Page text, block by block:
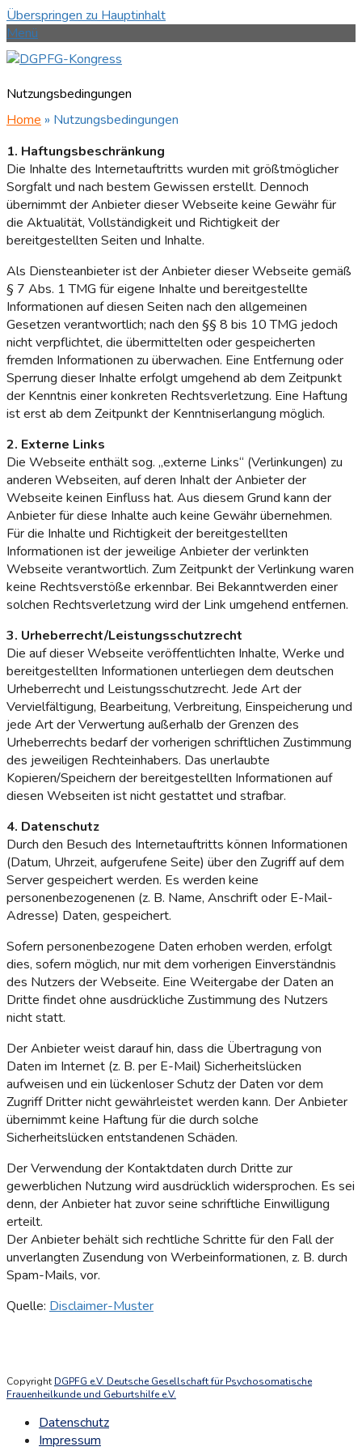
Überspringen zu Hauptinhalt
Menü
Nutzungsbedingungen
Home » Nutzungsbedingungen
1. Haftungsbeschränkung
Die Inhalte des Internetauftritts wurden mit größtmöglicher
Sorgfalt und nach bestem Gewissen erstellt. Dennoch
übernimmt der Anbieter dieser Webseite keine Gewähr für
die Aktualität, Vollständigkeit und Richtigkeit der
bereitgestellten Seiten und Inhalte.
Als Diensteanbieter ist der Anbieter dieser Webseite gemäß
§ 7 Abs. 1 TMG für eigene Inhalte und bereitgestellte
Informationen auf diesen Seiten nach den allgemeinen
Gesetzen verantwortlich; nach den §§ 8 bis 10 TMG jedoch
nicht verpflichtet, die übermittelten oder gespeicherten
fremden Informationen zu überwachen. Eine Entfernung oder
Sperrung dieser Inhalte erfolgt umgehend ab dem Zeitpunkt
der Kenntnis einer konkreten Rechtsverletzung. Eine Haftung
ist erst ab dem Zeitpunkt der Kenntniserlangung möglich.
2. Externe Links
Die Webseite enthält sog. „externe Links“ (Verlinkungen) zu
anderen Webseiten, auf deren Inhalt der Anbieter der
Webseite keinen Einfluss hat. Aus diesem Grund kann der
Anbieter für diese Inhalte auch keine Gewähr übernehmen.
Für die Inhalte und Richtigkeit der bereitgestellten
Informationen ist der jeweilige Anbieter der verlinkten
Webseite verantwortlich. Zum Zeitpunkt der Verlinkung waren
keine Rechtsverstöße erkennbar. Bei Bekanntwerden einer
solchen Rechtsverletzung wird der Link umgehend entfernen.
3. Urheberrecht/Leistungsschutzrecht
Die auf dieser Webseite veröffentlichten Inhalte, Werke und
bereitgestellten Informationen unterliegen dem deutschen
Urheberrecht und Leistungsschutzrecht. Jede Art der
Vervielfältigung, Bearbeitung, Verbreitung, Einspeicherung und
jede Art der Verwertung außerhalb der Grenzen des
Urheberrechts bedarf der vorherigen schriftlichen Zustimmung
des jeweiligen Rechteinhabers. Das unerlaubte
Kopieren/Speichern der bereitgestellten Informationen auf
diesen Webseiten ist nicht gestattet und strafbar.
4. Datenschutz
Durch den Besuch des Internetauftritts können Informationen
(Datum, Uhrzeit, aufgerufene Seite) über den Zugriff auf dem
Server gespeichert werden. Es werden keine
personenbezogenenen (z. B. Name, Anschrift oder E-Mail-
Adresse) Daten, gespeichert.
Sofern personenbezogene Daten erhoben werden, erfolgt
dies, sofern möglich, nur mit dem vorherigen Einverständnis
des Nutzers der Webseite. Eine Weitergabe der Daten an
Dritte findet ohne ausdrückliche Zustimmung des Nutzers
nicht statt.
Der Anbieter weist darauf hin, dass die Übertragung von
Daten im Internet (z. B. per E-Mail) Sicherheitslücken
aufweisen und ein lückenloser Schutz der Daten vor dem
Zugriff Dritter nicht gewährleistet werden kann. Der Anbieter
übernimmt keine Haftung für die durch solche
Sicherheitslücken entstandenen Schäden.
Der Verwendung der Kontaktdaten durch Dritte zur
gewerblichen Nutzung wird ausdrücklich widersprochen. Es sei
denn, der Anbieter hat zuvor seine schriftliche Einwilligung
erteilt.
Der Anbieter behält sich rechtliche Schritte für den Fall der
unverlangten Zusendung von Werbeinformationen, z. B. durch
Spam-Mails, vor.
Quelle: Disclaimer-Muster
Copyright DGPFG e.V. Deutsche Gesellschaft für Psychosomatische
Frauenheilkunde und Geburtshilfe e.V.
Datenschutz
Impressum